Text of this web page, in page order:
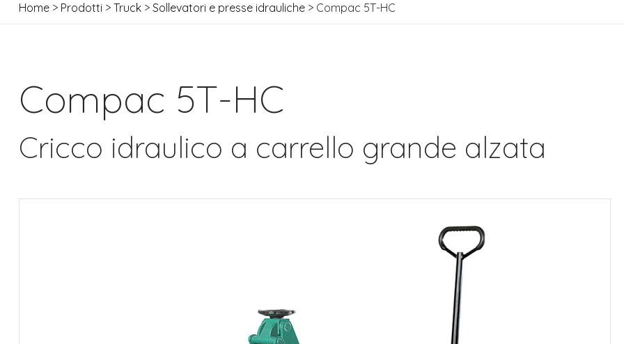
Home > Prodotti > Truck > Sollevatori e presse idrauliche > Compac 5T-HC
Compac 5T-HC
Cricco idraulico a carrello grande alzata